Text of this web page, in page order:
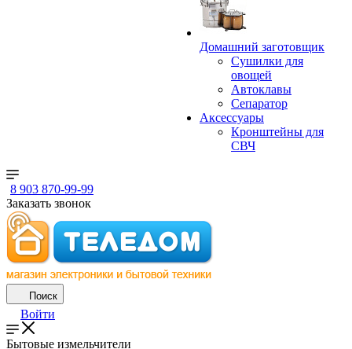
Домашний заготовщик
Сушилки для
овощей
Автоклавы
Сепаратор
Аксессуары
Кронштейны для
СВЧ
8 903 870-99-99
Заказать звонок
Поиск
Войти
Бытовые измельчители